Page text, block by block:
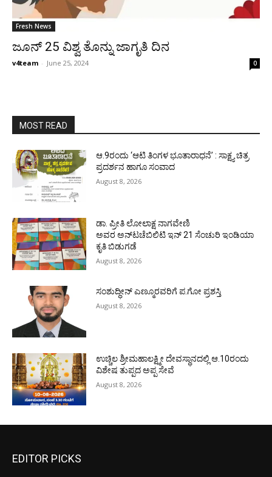
Fresh News
ಜೂನ್ 25 ವಿಶ್ವ ತೊನ್ನು ಜಾಗೃತಿ ದಿನ
v4team - June 25, 2024 0
MOST READ
ಆ.9ರಂದು ‘ಆಟಿ ತಿಂಗಳ ಭೂತಾರಾಧನೆ’ : ಸಾಕ್ಷ್ಯ ಚಿತ್ರ
ಪ್ರದರ್ಶನ ಹಾಗೂ ಸಂವಾದ
August 8, 2026
ಡಾ. ಪ್ರೀತಿ ಲೋಲಾಕ್ಷ ನಾಗವೇಣಿ
ಅವರ ಅನ್‌ಟಚೆಬಿಲಿಟಿ ಇನ್ 21 ಸೆಂಚುರಿ ಇಂಡಿಯಾ
ಕೃತಿ ಬಿಡುಗಡೆ
August 8, 2026
ಸಂಶುದ್ಧೀನ್ ಎಣ್ಮೂರವರಿಗೆ ಪ.ಗೋ ಪ್ರಶಸ್ತಿ
August 8, 2026
ಉಚ್ಚಿಲ ಶ್ರೀಮಹಾಲಕ್ಷ್ಮೀ ದೇವಸ್ಥಾನದಲ್ಲಿ ಆ.10ರಂದು
ವಿಶೇಷ ತುಪ್ಪದ ಅಪ್ಪ ಸೇವೆ
August 8, 2026
EDITOR PICKS